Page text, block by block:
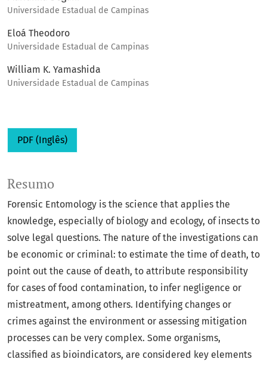
Universidade Estadual de Campinas
Eloá Theodoro
Universidade Estadual de Campinas
William K. Yamashida
Universidade Estadual de Campinas
PDF (Inglês)
Resumo
Forensic Entomology is the science that applies the
knowledge, especially of biology and ecology, of insects to
solve legal questions. The nature of the investigations can
be economic or criminal: to estimate the time of death, to
point out the cause of death, to attribute responsibility
for cases of food contamination, to infer negligence or
mistreatment, among others. Identifying changes or
crimes against the environment or assessing mitigation
processes can be very complex. Some organisms,
classified as bioindicators, are considered key elements